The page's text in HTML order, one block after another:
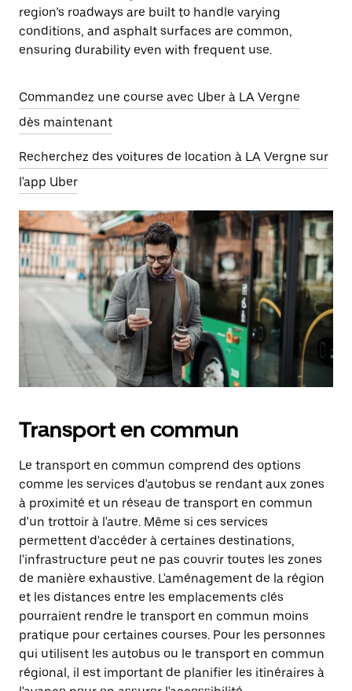
region’s roadways are built to handle varying
conditions, and asphalt surfaces are common,
ensuring durability even with frequent use.
Commandez une course avec Uber à LA Vergne
dès maintenant
Recherchez des voitures de location à LA Vergne sur
l'app Uber
Transport en commun
Le transport en commun comprend des options
comme les services d'autobus se rendant aux zones
à proximité et un réseau de transport en commun
d'un trottoir à l'autre. Même si ces services
permettent d'accéder à certaines destinations,
l'infrastructure peut ne pas couvrir toutes les zones
de manière exhaustive. L'aménagement de la région
et les distances entre les emplacements clés
pourraient rendre le transport en commun moins
pratique pour certaines courses. Pour les personnes
qui utilisent les autobus ou le transport en commun
régional, il est important de planifier les itinéraires à